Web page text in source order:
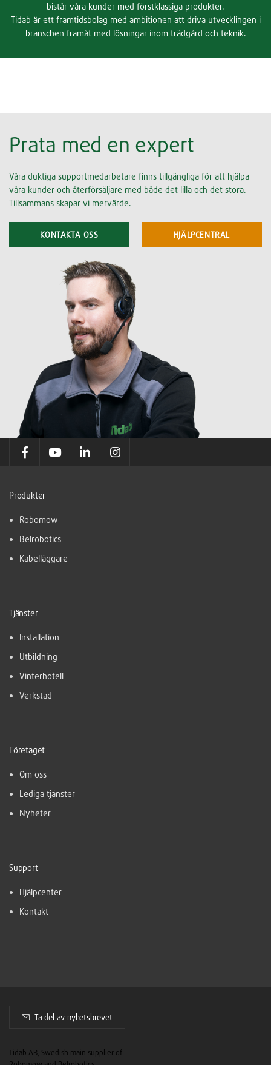
bistår våra kunder med förstklassiga produkter.
Tidab är ett framtidsbolag med ambitionen att driva utvecklingen i
branschen framåt med lösningar inom trädgård och teknik.
Prata med en expert
Våra duktiga supportmedarbetare finns tillgängliga för att hjälpa
våra kunder och återförsäljare med både det lilla och det stora.
Tillsammans skapar vi mervärde.
KONTAKTA OSS HJÄLPCENTRAL
Produkter
Robomow
Belrobotics
Kabelläggare
Tjänster
Installation
Utbildning
Vinterhotell
Verkstad
Företaget
Om oss
Lediga tjänster
Nyheter
Support
Hjälpcenter
Kontakt
Ta del av nyhetsbrevet
Tidab AB, Swedish main supplier of